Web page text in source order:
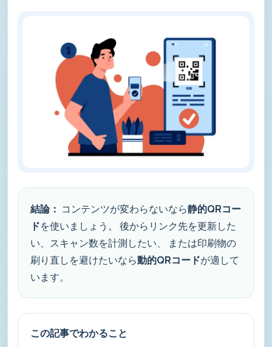
結論： コンテンツが変わらないなら静的QRコー
ドを使いましょう。 後からリンク先を更新した
い、スキャン数を計測したい、 または印刷物の
刷り直しを避けたいなら動的QRコードが適して
います。
この記事でわかること